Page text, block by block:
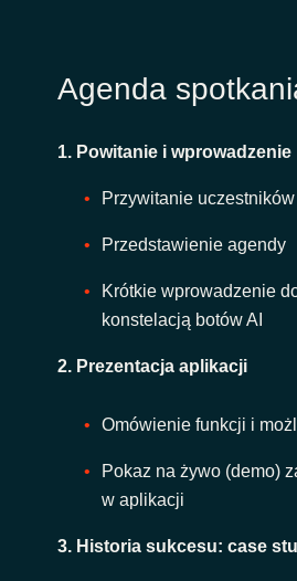
Agenda
1. Powitanie i wprowadzenie
Przywitanie uczestników
Przedstawienie agendy
Krótkie wprowadzenie
konstelacją botów AI
2. Prezentacja aplikacji
Omówienie funkcji i
Pokaz na żywo (demo)
w aplikacji
3. Historia sukcesu: case